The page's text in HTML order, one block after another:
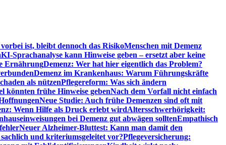
ist, bleibt dennoch das RisikoMenschen mit Demenz
KI-Sprachanalyse kann Hinweise geben – ersetzt aber keine
ErnährungDemenz: Wer hat hier eigentlich das Problem?
Demenz im Krankenhaus: Warum Führungskräfte
als nützenPflegereform: Was sich ändern
könnten frühe Hinweise gebenNach dem Vorfall nicht einfach
Neue Studie: Auch frühe Demenzen sind oft mit
Wenn Hilfe als Druck erlebt wirdAltersschwerhörigkeit:
bei Demenz gut abwägen solltenEmpathisch
Neuer Alzheimer-Bluttest: Kann man damit den
und kriteriumsgeleitet vor?Pflegeversicherung: